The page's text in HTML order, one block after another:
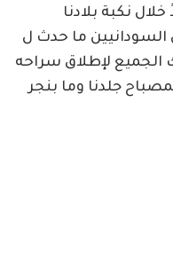
نكبة بلادنا
السودانيين ما حدث ل
الجميع لإطلاق سراحه
جلدنا وما بنجر